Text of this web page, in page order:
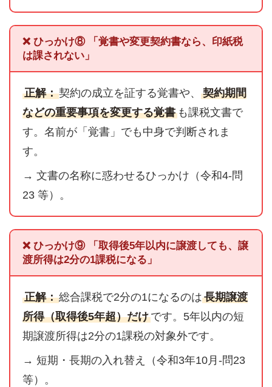
❌ ひっかけ⑧ 「覚書や変更契約書なら、印紙税
は課されない」
正解：契約の成立を証する覚書や、
契約期間
などの重要事項を変更する覚書 も課税文書で
す。名前が「覚書」でも中身で判断されま
す。
→ 文書の名称に惑わせるひっかけ（令和4-問
23 等）。
❌ ひっかけ⑨ 「取得後5年以内に譲渡しても、譲
渡所得は2分の1課税になる」
正解：総合課税で2分の1になるのは 長期譲渡
所得（取得後5年超）だけ です。5年以内の短
期譲渡所得は2分の1課税の対象外です。
→ 短期・長期の入れ替え（令和3年10月-問23
等）。